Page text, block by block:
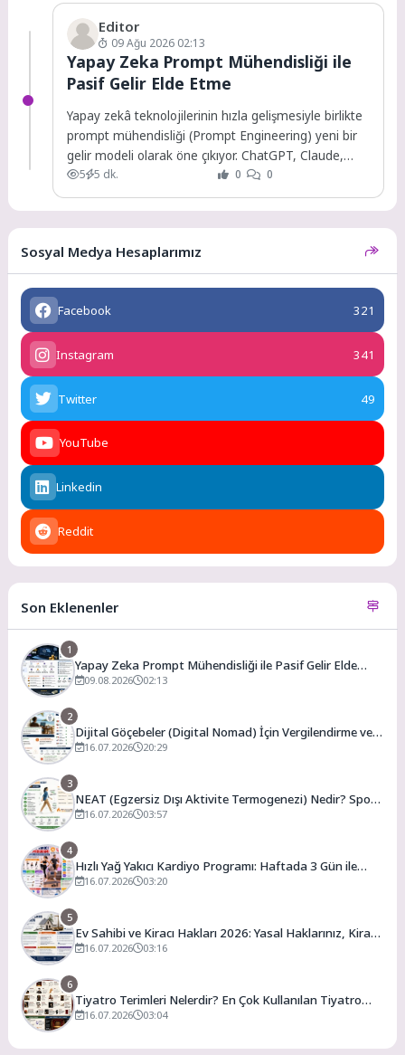
Editor
09 Ağu 2026 02:13
Yapay Zeka Prompt Mühendisliği ile
Pasif Gelir Elde Etme
Yapay zekâ teknolojilerinin hızla gelişmesiyle birlikte
prompt mühendisliği (Prompt Engineering) yeni bir
gelir modeli olarak öne çıkıyor. ChatGPT, Claude,
Gemini,...
5 5 dk. 0 0
Sosyal Medya Hesaplarımız
Facebook 321
Instagram 341
Twitter 49
YouTube
Linkedin
Reddit
Son Eklenenler
1
Yapay Zeka Prompt Mühendisliği ile Pasif Gelir Elde
Etme
09.08.2026 02:13
2
Dijital Göçebeler (Digital Nomad) İçin Vergilendirme ve
En Uygun Vergili Ülkeler
16.07.2026 20:29
3
NEAT (Egzersiz Dışı Aktivite Termogenezi) Nedir? Spor
Salonuna Gitmeden Günlük Kalori Yakımınızı Artırmanın
16.07.2026 03:57
4
Hızlı Yağ Yakıcı Kardiyo Programı: Haftada 3 Gün ile
Evde Forma Girme Formülü
16.07.2026 03:20
5
Ev Sahibi ve Kiracı Hakları 2026: Yasal Haklarınız, Kira
Artış Sınırları ve Bilmeniz Gerekenler
16.07.2026 03:16
6
Tiyatro Terimleri Nelerdir? En Çok Kullanılan Tiyatro
Kavramları ve Anlamları
16.07.2026 03:04